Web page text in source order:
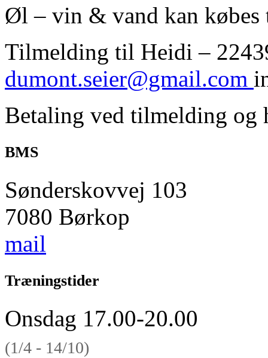
Øl – vin & vand kan
Tilmelding til Heidi –
dumont.seier@gmail.com
Betaling ved tilmelding
BMS
Sønderskovvej 103
7080 Børkop
mail
Træningstider
Onsdag 17.00-20.00
(1/4 - 14/10)